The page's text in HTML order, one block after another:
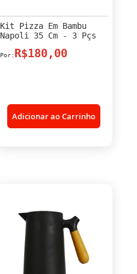
Kit Pizza Em Bambu
Napoli 35 Cm - 3 Pçs
R$180,00
Adicionar ao Carrinho